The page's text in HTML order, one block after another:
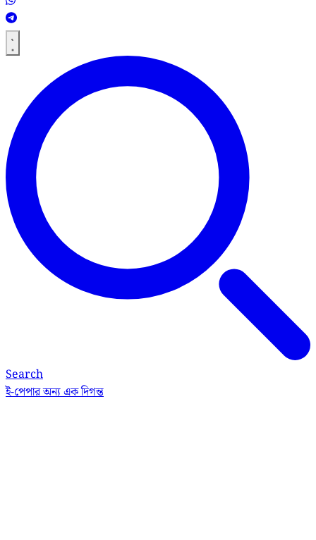
Search
ই-পেপারঅন্য এক দিগন্ত